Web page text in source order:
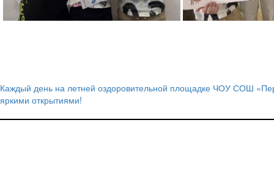
Навигация
по
Каждый день на летней оздоровительной площадке ЧОУ СОШ
яркими открытиями!